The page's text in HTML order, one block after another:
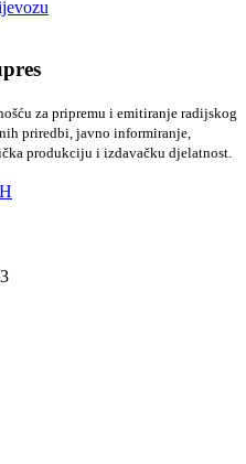
za pripremu i emitiranje radijskog
priredbi, javno informiranje,
produkciju i izdavačku djelatnost.